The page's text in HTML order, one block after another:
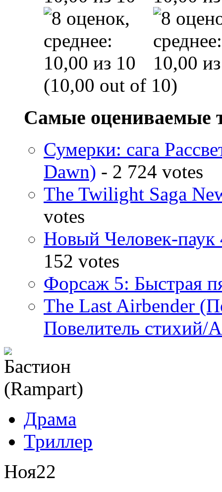
(10,00 out of 10)
Самые оцениваемые
Сумерки: cага
Dawn) - 2 724 votes
The Twilight Saga
votes
Новый Человек-
152 votes
Форсаж 5: Быстрая
The Last Airbender
Повелитель стихий/
Драма
Триллер
Ноя22